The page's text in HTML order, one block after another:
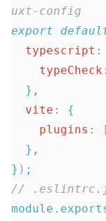
uxt-config
export
  typescript
:
    typeCheck
:
  },
  vite
:
{
    plugins
:
  },
} ) ;
//